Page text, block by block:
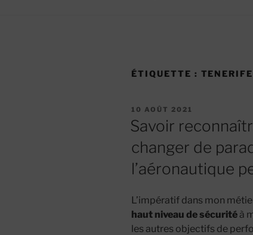
ÉTIQUETTE : TENERIFE
PUBLIÉ
LE
10 AOÛT 2021
Savoir
changer de
l’aéronautique
L’impératif dans mon
haut niveau de sécurité à
les autres objectifs de